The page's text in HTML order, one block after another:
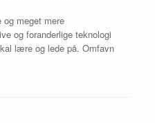
og meget mere
og foranderlige teknologi
lære og lede på. Omfavn